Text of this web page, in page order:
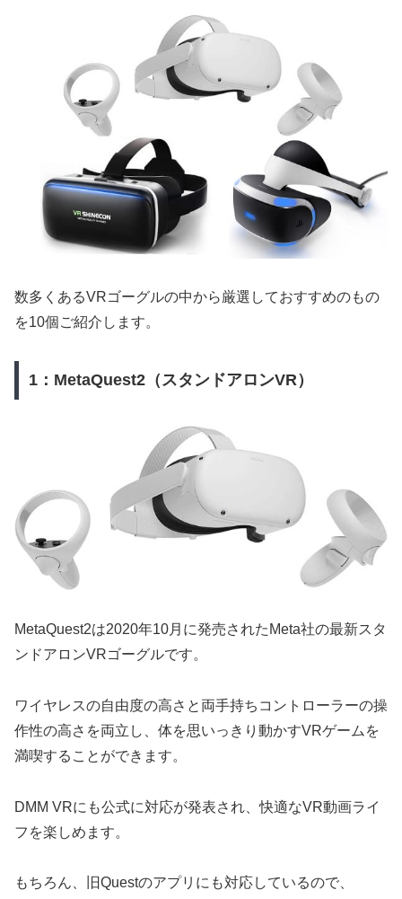
数多くあるVRゴーグルの中から厳選しておすすめのもの
を10個ご紹介します。
1：MetaQuest2（スタンドアロンVR）
MetaQuest2は2020年10月に発売されたMeta社の最新スタ
ンドアロンVRゴーグルです。
ワイヤレスの自由度の高さと両手持ちコントローラーの操
作性の高さを両立し、体を思いっきり動かすVRゲームを
満喫することができます。
DMM VRにも公式に対応が発表され、快適なVR動画ライ
フを楽しめます。
もちろん、旧Questのアプリにも対応しているので、